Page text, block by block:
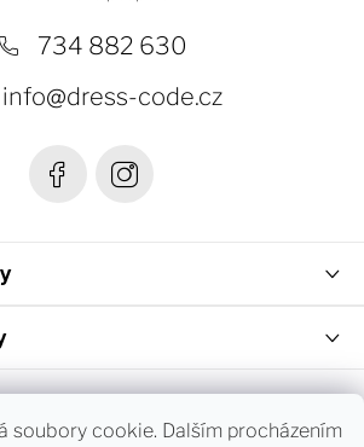
soubory cookie. Dalším procházením
734 882 630
info@dress-code.cz